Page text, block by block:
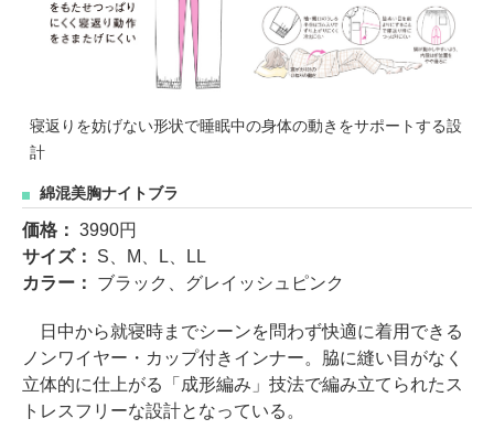
寝返りを妨げない形状で睡眠中の身体の動きをサポートする設
計
綿混美胸ナイトブラ
価格： 3990円
サイズ： S、M、L、LL
カラー： ブラック、グレイッシュピンク
日中から就寝時までシーンを問わず快適に着用できる
ノンワイヤー・カップ付きインナー。脇に縫い目がなく
立体的に仕上がる「成形編み」技法で編み立てられたス
トレスフリーな設計となっている。